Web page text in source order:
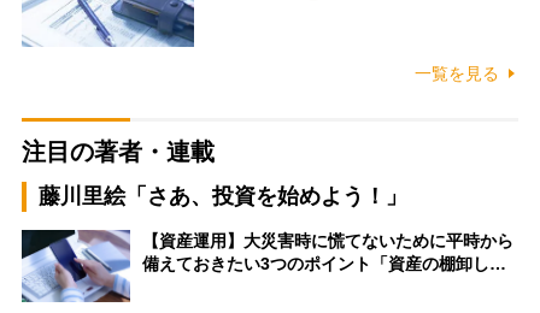
一覧を見る
注目の著者・連載
藤川里絵「さあ、投資を始めよう！」
【資産運用】大災害時に慌てないために平時から
備えておきたい3つのポイント「資産の棚卸し…